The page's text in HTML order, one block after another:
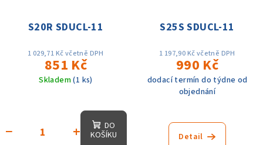
S20R SDUCL-11
1 029,71 Kč včetně DPH
851 Kč
Skladem(1 ks)
+
−
DO
KOŠÍKU
S25S SDUCL-11
1 197,90 Kč včetně DPH
990 Kč
dodací termín do týdne od
objednání
Detail